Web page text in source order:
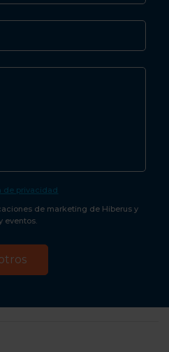
de privacidad
de marketing de Hiberus y
eventos.